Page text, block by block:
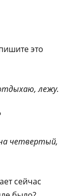
это
лежу.
четвертый,
сейчас